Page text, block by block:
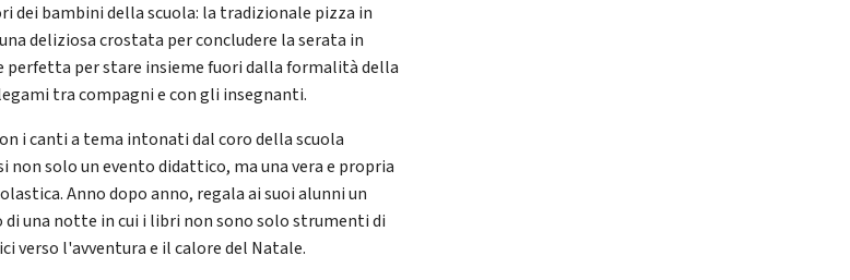
dei bambini della scuola: la tradizionale pizza in
deliziosa crostata per concludere la serata in
perfetta per stare insieme fuori dalla formalità della
tra compagni e con gli insegnanti.
i canti a tema intonati dal coro della scuola
non solo un evento didattico, ma una vera e propria
Anno dopo anno, regala ai suoi alunni un
di una notte in cui i libri non sono solo strumenti di
verso l'avventura e il calore del Natale.